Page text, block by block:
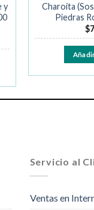
y
Charoita
Piedras
$
Servicio al
Ventas en